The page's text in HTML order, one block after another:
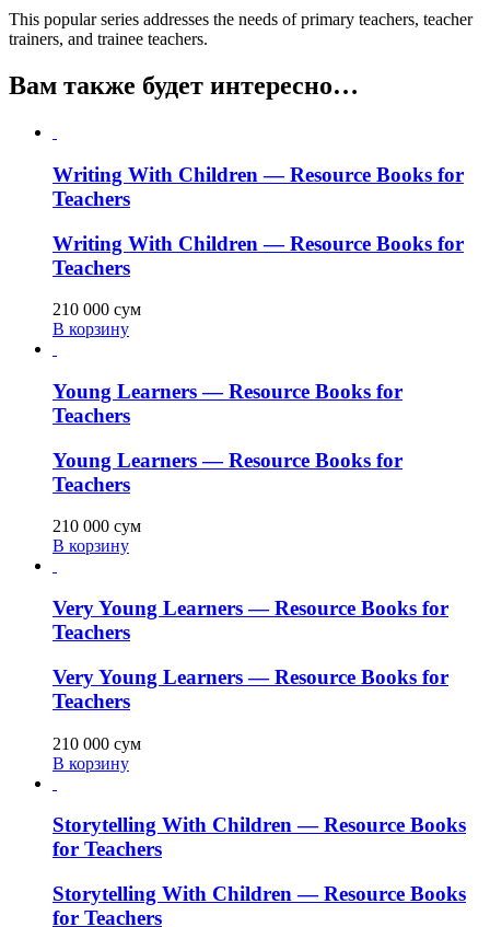
This popular series addresses the needs of primary teachers, teacher
trainers, and trainee teachers.
Вам также будет интересно…
Writing With Children — Resource Books for
Teachers
Writing With Children — Resource Books for
Teachers
210 000 сум
В корзину
Young Learners — Resource Books for
Teachers
Young Learners — Resource Books for
Teachers
210 000 сум
В корзину
Very Young Learners — Resource Books for
Teachers
Very Young Learners — Resource Books for
Teachers
210 000 сум
В корзину
Storytelling With Children — Resource Books
for Teachers
Storytelling With Children — Resource Books
for Teachers